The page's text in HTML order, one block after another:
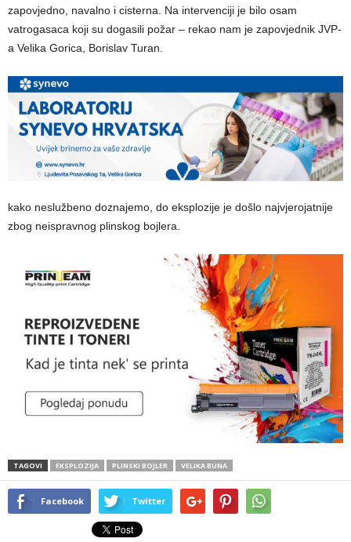
zapovjedno, navalno i cisterna. Na intervenciji je bilo osam
vatrogasaca koji su dogasili požar – rekao nam je zapovjednik JVP-
a Velika Gorica, Borislav Turan.
kako neslužbeno doznajemo, do eksplozije je došlo najvjerojatnije
zbog neispravnog plinskog bojlera.
TAGOVI EKSPLOZIJA PLINSKI BOJLER VELIKA BUNA
Facebook Twitter